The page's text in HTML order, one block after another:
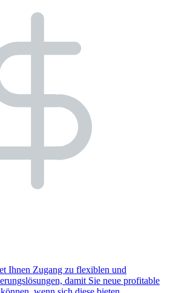
Ihnen Zugang zu flexiblen und
damit Sie neue profitable